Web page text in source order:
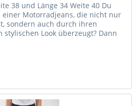
38 und Länge 34 Weite 40 Du
einer Motorradjeans, die nicht nur
sondern auch durch ihren
Look überzeugt? Dann